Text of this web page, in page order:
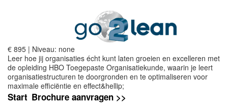
€ 895 | Niveau: none
Leer hoe jij organisaties écht kunt laten groeien en excelleren met
de opleiding HBO Toegepaste Organisatiekunde, waarin je leert
organisatiestructuren te doorgronden en te optimaliseren voor
maximale efficiëntie en effect&hellip;
Start Brochure aanvragen >>